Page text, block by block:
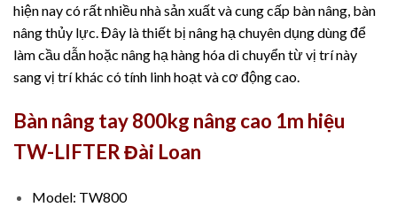
hiện nay có rất nhiều nhà sản xuất và cung cấp bàn nâng, bàn
nâng thủy lực. Đây là thiết bị nâng hạ chuyên dụng dùng để
làm cầu dẫn hoặc nâng hạ hàng hóa di chuyển từ vị trí này
sang vị trí khác có tính linh hoạt và cơ động cao.
Bàn nâng tay 800kg nâng cao 1m hiệu
TW-LIFTER Đài Loan
Model: TW800